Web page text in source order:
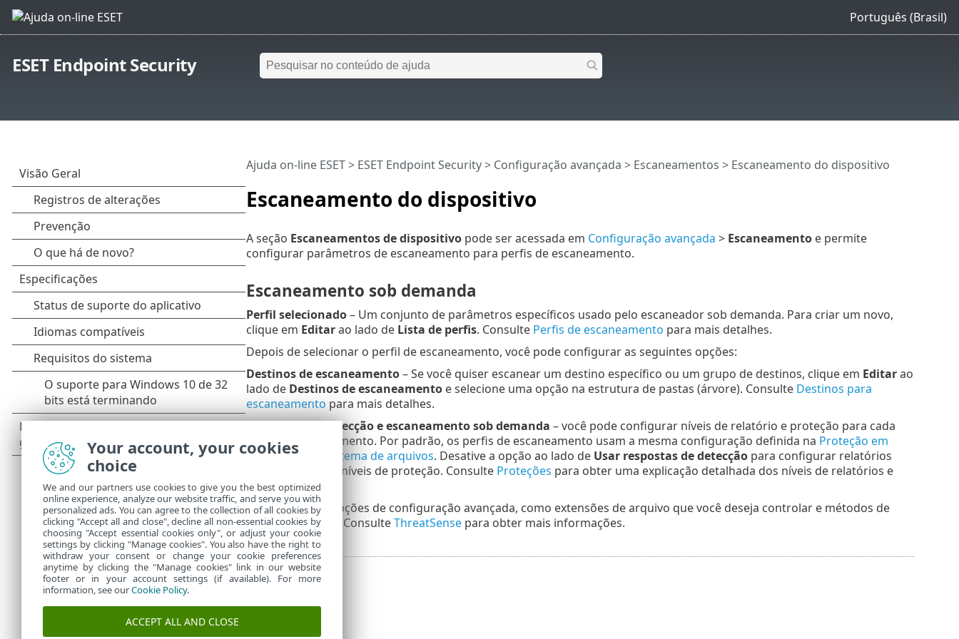
Português (Brasil)
ESET Endpoint Security
Escaneamento do dispositivo
Ajuda on-line ESET> ESET Endpoint Security> Configuração avançada > Escaneamentos > Escaneamento do dispositivo
A seção Escaneamentos de dispositivopode ser acessada em Configuração avançada > Escaneamentoe permite
configurar parâmetros de escaneamento para perfis de escaneamento.
Escaneamento sob demanda
Perfil selecionado– Um conjunto de parâmetros específicos usado pelo escaneador sob demanda. Para criar um novo,
clique em Editarao lado de Lista de perfis. Consulte Perfis de escaneamento para mais detalhes.
Depois de selecionar o perfil de escaneamento, você pode configurar as seguintes opções:
Destinos de escaneamento– Se você quiser escanear um destino específico ou um grupo de destinos, clique em Editarao
lado de Destinos de escaneamentoe selecione uma opção na estrutura de pastas (árvore). Consulte Destinos para
escaneamento para mais detalhes.
Respostas de detecção e escaneamento sob demanda – você pode configurar níveis de relatório e proteção para cada
perfil de escaneamento. Por padrão, os perfis de escaneamento usam a mesma configuração definida na Proteção em
tempo real do sistema de arquivos. Desative a opção ao lado de Usar respostas de detecçãopara configurar relatórios
personalizados e níveis de proteção. Consulte Proteções para obter uma explicação detalhada dos níveis de relatórios e
proteção.
ThreatSense– Opções de configuração avançada, como extensões de arquivo que você deseja controlar e métodos de
detecção usados. ConsulteThreatSensepara obter mais informações.
Your account, your cookies
choice
We and our partners use cookies to give you the best optimized
online experience, analyze our website traffic, and serve you with
personalized ads. You can agree to the collection of all cookies by
clicking "Accept all and close", decline all non-essential cookies by
choosing "Accept essential cookies only", or adjust your cookie
settings by clicking "Manage cookies". You also have the right to
withdraw your consent or change your cookie preferences
anytime by clicking the "Manage cookies" link in our website
footer or in your account settings (if available). For more
information, see ourCookie Policy.
ACCEPT ALL AND CLOSE